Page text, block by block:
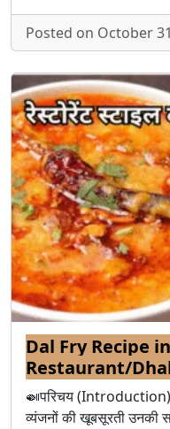
Posted on October
Dal Fry Recipe
Restaurant/
🍛परिचय
व्यंजनों की खूबसूरती उनकी